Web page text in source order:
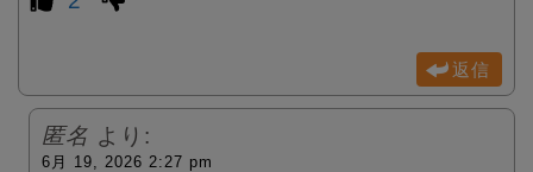
返信
匿名 より:
6月 19, 2026 2:27 pm